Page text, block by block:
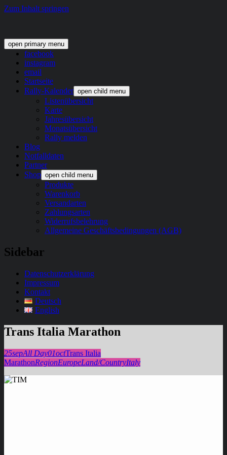
Zum Inhalt springen
open primary menu
facebook
instagram
email
Startseite
Rally-Kalender open child menu
Listenübersicht
Karte
Jahresübersicht
Monatsübersicht
Rally melden
Blog
Notfalldaten
Partner
Shop open child menu
Produkte
Warenkorb
Versandarten
Zahlungsarten
Widerrufsbelehrung
Allgemeine Geschäftsbedingungen (AGB)
Sidebar
Datenschutzerklärung
Impressum
Kontakt
Deutsch
English
Trans Italia Marathon
25sepAll Day01octTrans Italia
MarathonRegionEuropeLand/CountryItaly